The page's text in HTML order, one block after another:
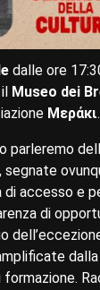
dalle ore
Museo dei
Μεράκι.
parleremo
accesso e
di
formazione.